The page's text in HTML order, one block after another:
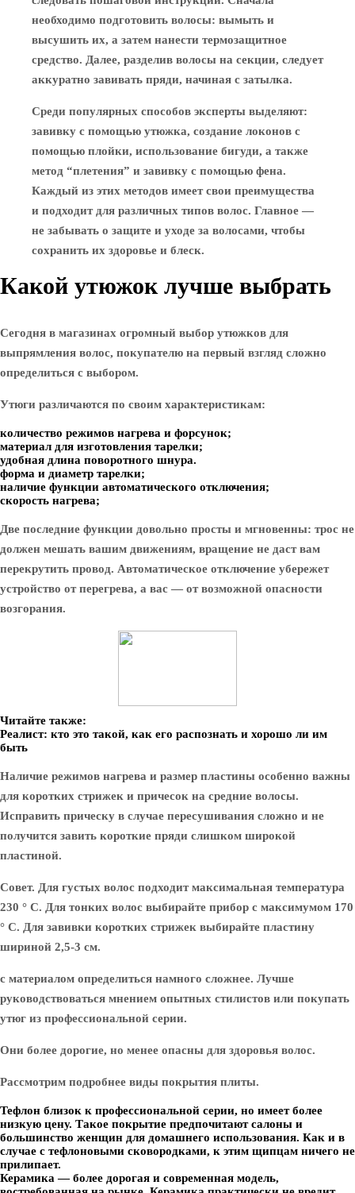
необходимо подготовить волосы: вымыть и
высушить их, а затем нанести термозащитное
средство. Далее, разделив волосы на секции, следует
аккуратно завивать пряди, начиная с затылка.
Среди популярных способов эксперты выделяют:
завивку с помощью утюжка, создание локонов с
помощью плойки, использование бигуди, а также
метод “плетения” и завивку с помощью фена.
Каждый из этих методов имеет свои преимущества
и подходит для различных типов волос. Главное —
не забывать о защите и уходе за волосами, чтобы
сохранить их здоровье и блеск.
Какой утюжок лучше выбрать
Сегодня в магазинах огромный выбор утюжков для
выпрямления волос, покупателю на первый взгляд сложно
определиться с выбором.
Утюги различаются по своим характеристикам:
количество режимов нагрева и форсунок;
материал для изготовления тарелки;
удобная длина поворотного шнура.
форма и диаметр тарелки;
наличие функции автоматического отключения;
скорость нагрева;
Две последние функции довольно просты и мгновенны: трос не
должен мешать вашим движениям, вращение не даст вам
перекрутить провод. Автоматическое отключение убережет
устройство от перегрева, а вас — от возможной опасности
возгорания.
Читайте также:
Реалист: кто это такой, как его распознать и хорошо ли им
быть
Наличие режимов нагрева и размер пластины особенно важны
для коротких стрижек и причесок на средние волосы.
Исправить прическу в случае пересушивания сложно и не
получится завить короткие пряди слишком широкой
пластиной.
Совет. Для густых волос подходит максимальная температура
230 ° С. Для тонких волос выбирайте прибор с максимумом 170
° С. Для завивки коротких стрижек выбирайте пластину
шириной 2,5-3 см.
с материалом определиться намного сложнее. Лучше
руководствоваться мнением опытных стилистов или покупать
утюг из профессиональной серии.
Они более дорогие, но менее опасны для здоровья волос.
Рассмотрим подробнее виды покрытия плиты.
Тефлон близок к профессиональной серии, но имеет более
низкую цену. Такое покрытие предпочитают салоны и
большинство женщин для домашнего использования. Как и в
случае с тефлоновыми сковородками, к этим щипцам ничего не
прилипает.
Керамика — более дорогая и современная модель,